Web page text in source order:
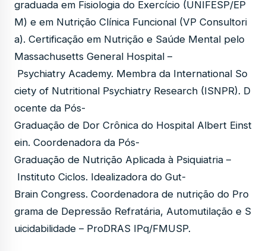
graduada em Fisiologia do Exercício (UNIFESP/EP
M) e em Nutrição Clínica Funcional (VP Consultori
a). Certificação em Nutrição e Saúde Mental pelo
Massachusetts General Hospital –
Psychiatry Academy. Membra da International So
ciety of Nutritional Psychiatry Research (ISNPR). D
ocente da Pós-
Graduação de Dor Crônica do Hospital Albert Einst
ein. Coordenadora da Pós-
Graduação de Nutrição Aplicada à Psiquiatria –
Instituto Ciclos. Idealizadora do Gut-
Brain Congress. Coordenadora de nutrição do Pro
grama de Depressão Refratária, Automutilação e S
uicidabilidade – ProDRAS IPq/FMUSP.